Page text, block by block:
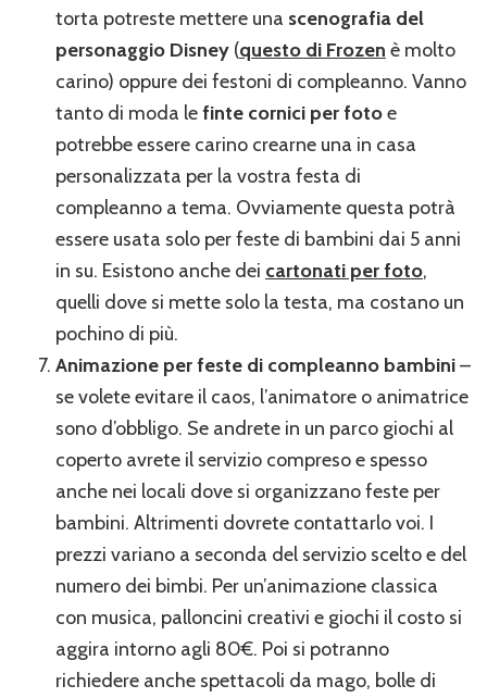
torta potreste mettere una scenografia del
personaggio Disney (questo di Frozen è molto
carino) oppure dei festoni di compleanno. Vanno
tanto di moda lefinte cornici per fotoe
potrebbe essere carino crearne una in casa
personalizzata per la vostra festa di
compleanno a tema. Ovviamente questa potrà
essere usata solo per feste di bambini dai 5 anni
in su. Esistono anche dei cartonati per foto,
quelli dove si mette solo la testa, ma costano un
pochino di più.
Animazione per feste di compleanno bambini–
se volete evitare il caos, l’animatore o animatrice
sono d’obbligo. Se andrete in un parco giochi al
coperto avrete il servizio compreso e spesso
anche nei locali dove si organizzano feste per
bambini. Altrimenti dovrete contattarlo voi. I
prezzi variano a seconda del servizio scelto e del
numero dei bimbi. Per un’animazione classica
con musica, palloncini creativi e giochi il costo si
aggira intorno agli 80€. Poi si potranno
richiedere anche spettacoli da mago, bolle di